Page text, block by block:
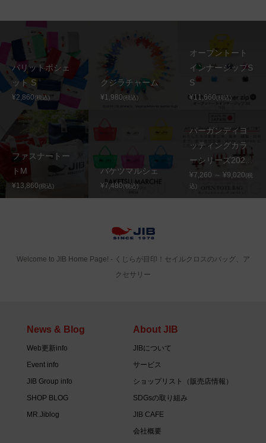
バリットポシェ
ット S
¥2,860(税込)
クジラチャーム
¥1,980(税込)
オープントート
インナージップS
S
¥11,660(税込)
ファスナートー
トM
¥13,860(税込)
バケツマルシェ
¥7,480(税込)
バーガンディヨ
ッティングカラ
ーシリーズ202...
¥7,260 ～ ¥9,020(税
込)
Welcome to JIB Home Page! ‐ くじらが目印！セイルクロスのバッグ、ア
クセサリー
News & Blog
Web更新info
Event info
JIB Group info
SHOP BLOG
MR.Jiblog
About JIB
JIBについて
サービス
ショップリスト（販売店情報）
SDGsの取り組み
JIB CAFE
会社概要